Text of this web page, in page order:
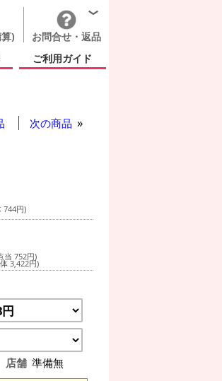
)
お問合せ・返品
ご利用ガイド
次の商品
744円)
当 752円)
3,422円)
店舗 準備無